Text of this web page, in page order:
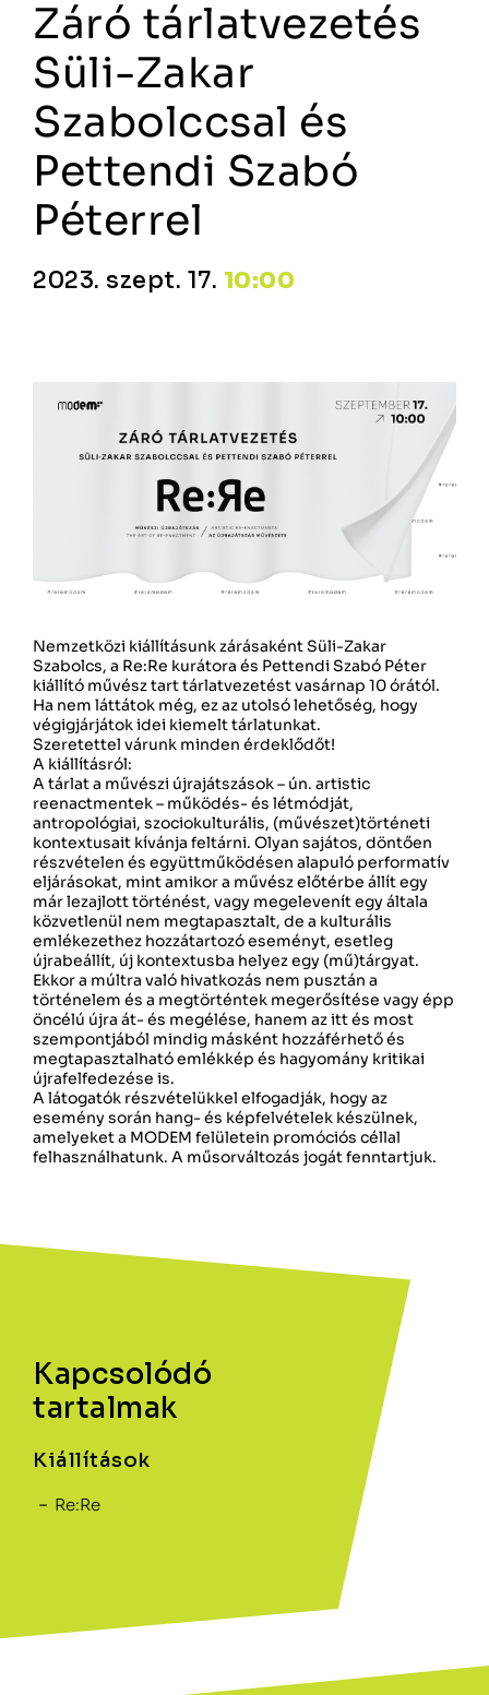
Kapcsolódó
tartalmak
Kiállítások
Re:Re
Záró tárlatvezetés
Süli-Zakar
Szabolccsal és
Pettendi Szabó
Péterrel
2023. szept. 17. 10:00
Nemzetközi kiállításunk zárásaként Süli-Zakar
Szabolcs, a Re:Re kurátora és Pettendi Szabó Péter
kiállító művész tart tárlatvezetést vasárnap 10 órától.
Ha nem láttátok még, ez az utolsó lehetőség, hogy
végigjárjátok idei kiemelt tárlatunkat.
Szeretettel várunk minden érdeklődőt!
A kiállításról:
A tárlat a művészi újrajátszások – ún. artistic
reenactmentek – működés- és létmódját,
antropológiai, szociokulturális, (művészet)történeti
kontextusait kívánja feltárni. Olyan sajátos, döntően
részvételen és együttműködésen alapuló performatív
eljárásokat, mint amikor a művész előtérbe állít egy
már lezajlott történést, vagy megelevenít egy általa
közvetlenül nem megtapasztalt, de a kulturális
emlékezethez hozzátartozó eseményt, esetleg
újrabeállít, új kontextusba helyez egy (mű)tárgyat.
Ekkor a múltra való hivatkozás nem pusztán a
történelem és a megtörténtek megerősítése vagy épp
öncélú újra át- és megélése, hanem az itt és most
szempontjá­­ból mindig másként hozzáférhető és
megtapasztalható emlékkép és hagyomány kritikai
újrafelfedezése is.
A látogatók részvételükkel elfogadják, hogy az
esemény során hang- és képfelvételek készülnek,
amelyeket a MODEM felületein promóciós céllal
felhasználhatunk. A műsorváltozás jogát fenntartjuk.